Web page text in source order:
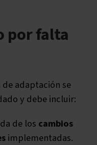
por falta
adaptación se
y debe incluir:
de los cambios
implementadas.